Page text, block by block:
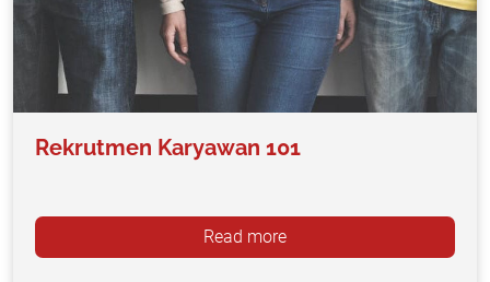
Rekrutmen Karyawan 101
Read more